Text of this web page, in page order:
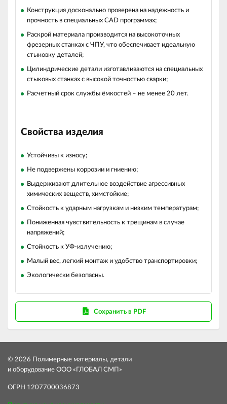
Конструкция досконально проверена на надежность и
прочность в специальных CAD программах;
Раскрой материала производится на высокоточных
фрезерных станках с ЧПУ, что обеспечивает идеальную
стыковку деталей;
Цилиндрические детали изготавливаются на специальных
стыковых станках с высокой точностью сварки;
Расчетный срок службы ёмкостей – не менее 20 лет.
Свойства изделия
Устойчивы к износу;
Не подвержены коррозии и гниению;
Выдерживают длительное воздействие агрессивных
химических веществ, химстойкие;
Стойкость к ударным нагрузкам и низким температурам;
Пониженная чувствительность к трещинам в случае
напряжений;
Стойкость к УФ-излучению;
Малый вес, легкий монтаж и удобство транспортировки;
Экологически безопасны.
Сохранить в PDF
© 2026 Полимерные материалы, детали
и оборудование ООО «ГЛОБАЛ СМП»
ОГРН 1207700036873